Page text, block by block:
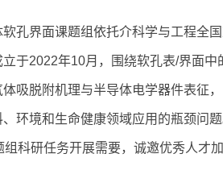
孔界面课题组依托介科学与工程全
立于2022年10月，围绕软孔表/界面
吸脱附机理与半导体电学器件表征
环境和生命健康领域应用的瓶颈问
组科研任务开展需要，诚邀优秀人才加